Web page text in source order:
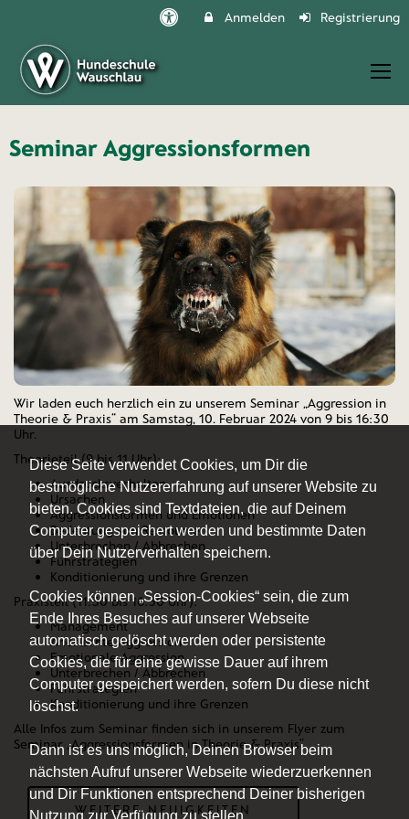
Diese Seite verwendet Cookies, um Dir die
bestmögliche Nutzererfahrung auf unserer Website zu
bieten. Cookies sind Textdateien, die auf Deinem
Computer gespeichert werden und bestimmte Daten
über Dein Nutzerverhalten speichern.
Cookies können „Session-Cookies“ sein, die zum
Ende Ihres Besuches auf unserer Webseite
automatisch gelöscht werden oder persistente
Cookies, die für eine gewisse Dauer auf ihrem
Computer gespeichert werden, sofern Du diese nicht
löschst.
Dann ist es uns möglich, Deinen Browser beim
nächsten Aufruf unserer Webseite wiederzuerkennen
und Dir Funktionen entsprechend Deiner bisherigen
Nutzung zur Verfügung zu stellen.
Anmelden Registrierung
Seminar Aggressionsformen
Wir laden euch herzlich ein zu unserem Seminar „Aggression in
Theorie & Praxis“ am Samstag, 10. Februar 2024 von 9 bis 16:30
Uhr.
Theorieteil (9 bis 11 Uhr):
Ausdrucksverhalten
Ursachen
Aggressionsformen und Emotionen
Bedeutung von Ressourcen
Unterbrechen / Abbrechen
Führstrategien
Konditionierung und ihre Grenzen
Praxisteil (11:30 bis 16:30 Uhr):
Management
Anerlernte Aggression
Emotionale Aggression
Unterbrechen / Abbrechen
Führstrategien
Konditionierung und ihre Grenzen
Alle Infos zum Seminar finden sich in unserem Flyer zum
Seminar „Aggressionsformen in Theorie & Praxis“.
WEITERE NEUIGKEITEN